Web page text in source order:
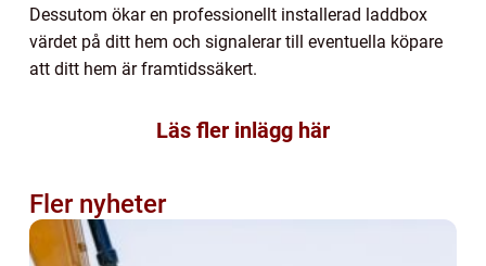
Dessutom ökar en professionellt installerad laddbox
värdet på ditt hem och signalerar till eventuella köpare
att ditt hem är framtidssäkert.
Läs fler inlägg här
Fler nyheter